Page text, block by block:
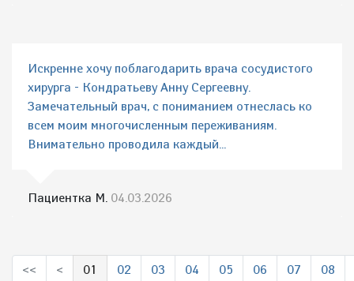
Искренне хочу поблагодарить врача сосудистого
хирурга - Кондратьеву Анну Сергеевну.
Замечательный врач, с пониманием отнеслась ко
всем моим многочисленным переживаниям.
Внимательно проводила каждый...
Пациентка М. 04.03.2026
<< <
01
02 03 04 05 06 07 08